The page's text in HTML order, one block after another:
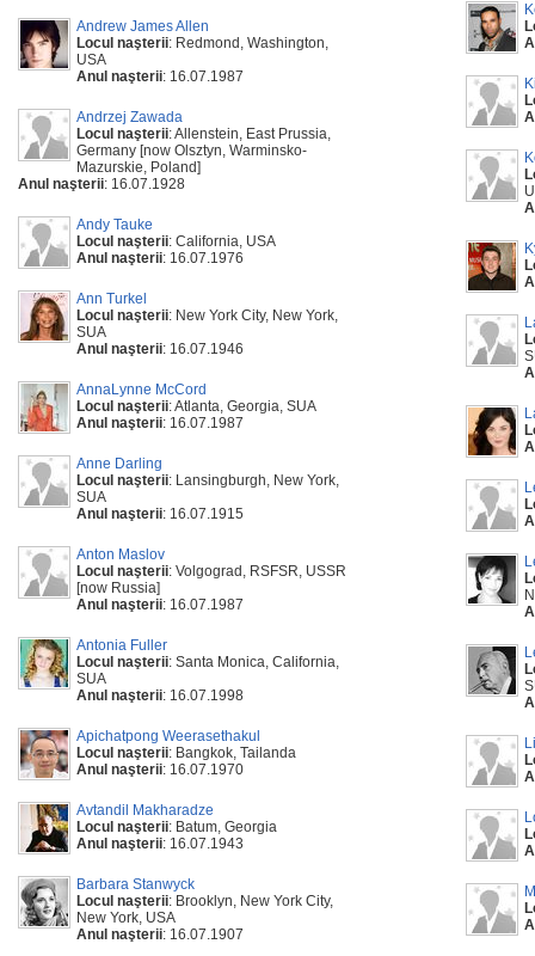
Andrew James Allen
Locul naşterii: Redmond, Washington,
USA
Anul naşterii: 16.07.1987
Andrzej Zawada
Locul naşterii: Allenstein, East Prussia,
Germany [now Olsztyn, Warminsko-
Mazurskie, Poland]
Anul naşterii: 16.07.1928
Andy Tauke
Locul naşterii: California, USA
Anul naşterii: 16.07.1976
Ann Turkel
Locul naşterii: New York City, New York,
SUA
Anul naşterii: 16.07.1946
AnnaLynne McCord
Locul naşterii: Atlanta, Georgia, SUA
Anul naşterii: 16.07.1987
Anne Darling
Locul naşterii: Lansingburgh, New York,
SUA
Anul naşterii: 16.07.1915
Anton Maslov
Locul naşterii: Volgograd, RSFSR, USSR
[now Russia]
Anul naşterii: 16.07.1987
Antonia Fuller
Locul naşterii: Santa Monica, California,
SUA
Anul naşterii: 16.07.1998
Apichatpong Weerasethakul
Locul naşterii: Bangkok, Tailanda
Anul naşterii: 16.07.1970
Avtandil Makharadze
Locul naşterii: Batum, Georgia
Anul naşterii: 16.07.1943
Barbara Stanwyck
Locul naşterii: Brooklyn, New York City,
New York, USA
Anul naşterii: 16.07.1907